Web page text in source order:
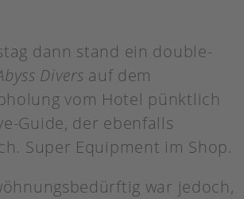
dann stand ein double-
Divers auf dem
vom Hotel pünktlich
Guide, der ebenfalls
Super Equipment im Shop.
war jedoch,